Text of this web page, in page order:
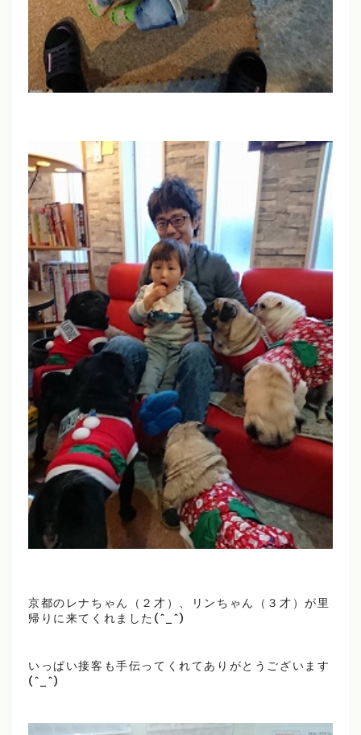
京都のレナちゃん（２才）、リンちゃん（３才）が里
帰りに来てくれました(^_^)
いっぱい接客も手伝ってくれてありがとうございます
(^_^)